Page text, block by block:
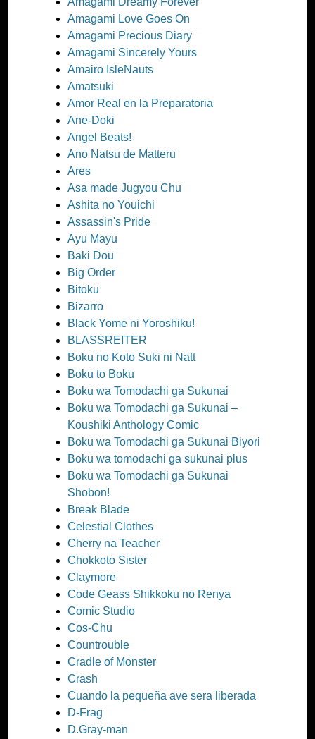
Amagami Love Goes On
Amagami Precious Diary
Amagami Sincerely Yours
Amairo IsleNauts
Amatsuki
Amor Real en la Preparatoria
Ane-Doki
Angel Beats!
Ano Natsu de Matteru
Ares
Asa made Jugyou Chu
Ashita no Youichi
Assassin's Pride
Ayu Mayu
Baki Dou
Big Order
Bitoku
Bizarro
Black Yome ni Yoroshiku!
BLASSREITER
Boku no Koto Suki ni Natt
Boku to Boku
Boku wa Tomodachi ga Sukunai
Boku wa Tomodachi ga Sukunai –
Koushiki Anthology Comic
Boku wa Tomodachi ga Sukunai Biyori
Boku wa tomodachi ga sukunai plus
Boku wa Tomodachi ga Sukunai
Shobon!
Break Blade
Celestial Clothes
Cherry na Teacher
Chokkoto Sister
Claymore
Code Geass Shikkoku no Renya
Comic Studio
Cos-Chu
Countrouble
Cradle of Monster
Crash
Cuando la pequeña ave sera liberada
D-Frag
D.Gray-man